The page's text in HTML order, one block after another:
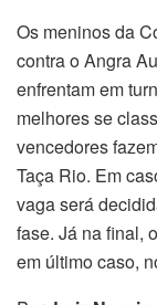
Os meninos da
contra o Angra
enfrentam em
melhores se
vencedores
Taça Rio. Em
vaga será
fase. Já na final,
em último caso,